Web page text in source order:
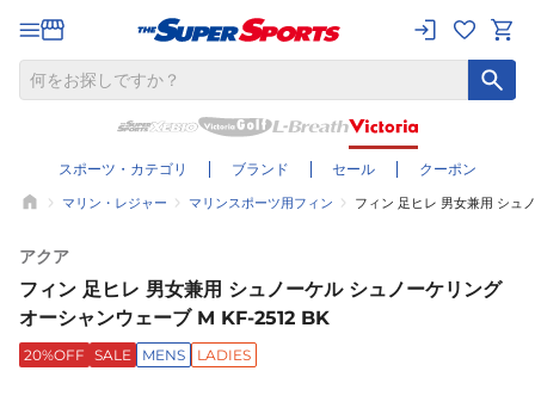
スポーツ・カテゴリ ブランド セール クーポン
マリン・レジャー マリンスポーツ用フィン フィン 足ヒレ 男女兼用 シュ
アクア
フィン 足ヒレ 男女兼用 シュノーケル シュノーケリング
オーシャンウェーブ M KF-2512 BK
20%OFF SALE MENS LADIES